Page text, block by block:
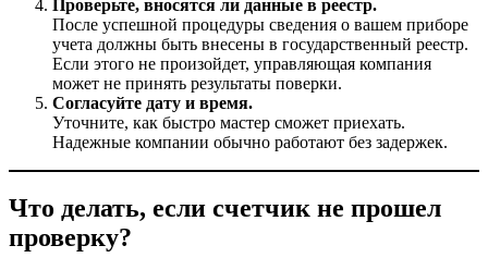
Проверьте, вносятся ли данные в реестр.
После успешной процедуры сведения о вашем приборе
учета должны быть внесены в государственный реестр.
Если этого не произойдет, управляющая компания
может не принять результаты поверки.
Согласуйте дату и время.
Уточните, как быстро мастер сможет приехать.
Надежные компании обычно работают без задержек.
Что делать, если счетчик не прошел
проверку?